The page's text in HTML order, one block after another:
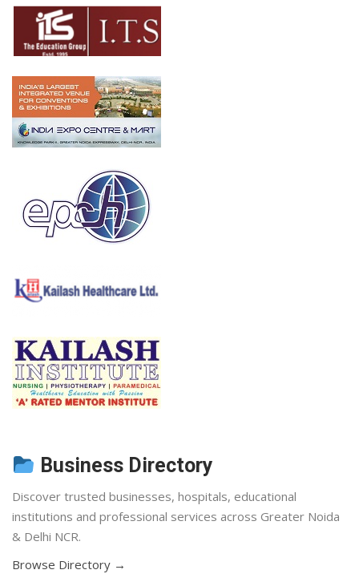
Business Directory
Discover trusted businesses, hospitals, educational
institutions and professional services across Greater Noida
& Delhi NCR.
Browse Directory →